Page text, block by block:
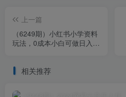
上一篇
（6249期）小红书小学资料
玩法，0成本小白可做日入
相关推荐